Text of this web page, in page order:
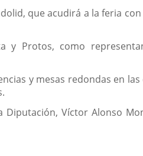
que acudirá a la feria
y Protos, como
y mesas redondas en
Víctor Alonso